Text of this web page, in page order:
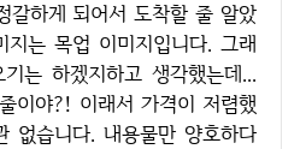
는 목업 이미지입니다. 그래
는 하겠지하고 생각했는데...
이야?! 이래서 가격이 저렴했
없습니다. 내용물만 양호하다